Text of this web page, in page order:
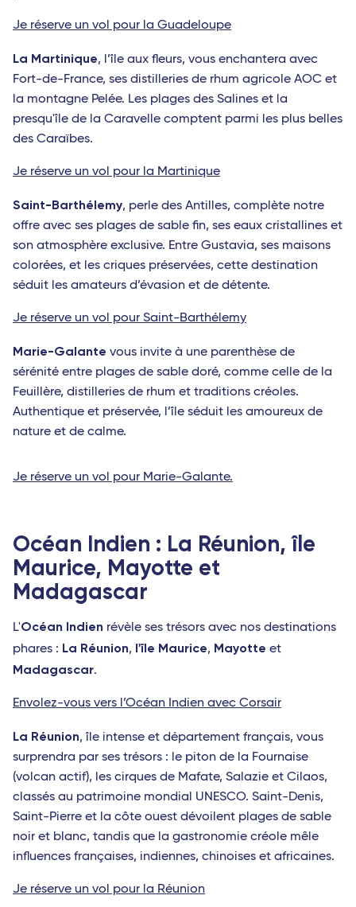
Je réserve un vol pour la Guadeloupe
La Martinique, l’île aux fleurs, vous enchantera avec
Fort-de-France, ses distilleries de rhum agricole AOC et
la montagne Pelée. Les plages des Salines et la
presqu'île de la Caravelle comptent parmi les plus belles
des Caraïbes.
Je réserve un vol pour la Martinique
Saint-Barthélemy, perle des Antilles, complète notre
offre avec ses plages de sable fin, ses eaux cristallines et
son atmosphère exclusive. Entre Gustavia, ses maisons
colorées, et les criques préservées, cette destination
séduit les amateurs d’évasion et de détente.
Je réserve un vol pour Saint-Barthélemy
Marie-Galante vous invite à une parenthèse de
sérénité entre plages de sable doré, comme celle de la
Feuillère, distilleries de rhum et traditions créoles.
Authentique et préservée, l’île séduit les amoureux de
nature et de calme.
Je réserve un vol pour Marie-Galante.
Océan Indien : La Réunion, île
Maurice, Mayotte et
Madagascar
L'Océan Indien révèle ses trésors avec nos destinations
phares : La Réunion, l'île Maurice, Mayotte et
Madagascar.
Envolez-vous vers l’Océan Indien avec Corsair
La Réunion, île intense et département français, vous
surprendra par ses trésors : le piton de la Fournaise
(volcan actif), les cirques de Mafate, Salazie et Cilaos,
classés au patrimoine mondial UNESCO. Saint-Denis,
Saint-Pierre et la côte ouest dévoilent plages de sable
noir et blanc, tandis que la gastronomie créole mêle
influences françaises, indiennes, chinoises et africaines.
Je réserve un vol pour la Réunion